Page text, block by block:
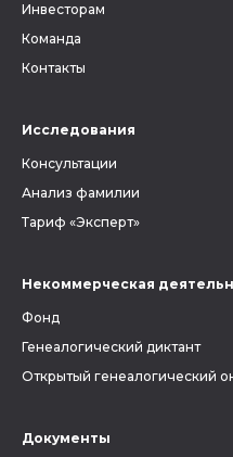
Инвесторам
Команда
Контакты
Исследования
Консультации
Анализ фамилии
Тариф «Эксперт»
Некоммерческая
Фонд
Генеалогический диктант
Открытый генеалогический
Документы